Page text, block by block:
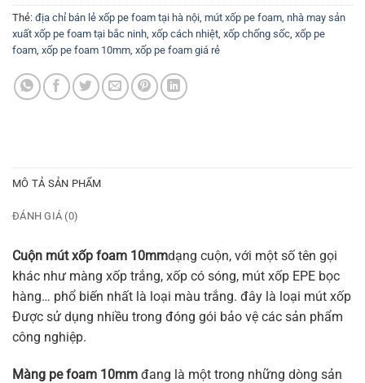
Thẻ: địa chỉ bán lẻ xốp pe foam tại hà nội, mút xốp pe foam, nhà may sản
xuất xốp pe foam tại bắc ninh, xốp cách nhiệt, xốp chống sốc, xốp pe
foam, xốp pe foam 10mm, xốp pe foam giá rẻ
MÔ TẢ SẢN PHẨM
ĐÁNH GIÁ (0)
Cuộn mút xốp foam 10mmdạng cuộn, với một số tên gọi
khác như màng xốp trắng, xốp có sóng, mút xốp EPE bọc
hàng… phổ biến nhất là loại màu trắng. đây là loại mút xốp
Được sử dụng nhiều trong đóng gói bảo vệ các sản phẩm
công nghiệp.
Màng pe foam 10mm đang là một trong những dòng sản